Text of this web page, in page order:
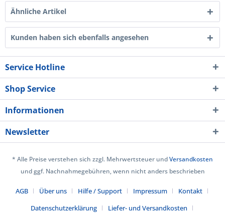
Ähnliche Artikel
Kunden haben sich ebenfalls angesehen
Service Hotline
Shop Service
Informationen
Newsletter
* Alle Preise verstehen sich zzgl. Mehrwertsteuer undVersandkosten
und ggf. Nachnahmegebühren, wenn nicht anders beschrieben
AGB Über uns Hilfe / Support Impressum
Kontakt
Datenschutzerklärung
Liefer- und Versandkosten